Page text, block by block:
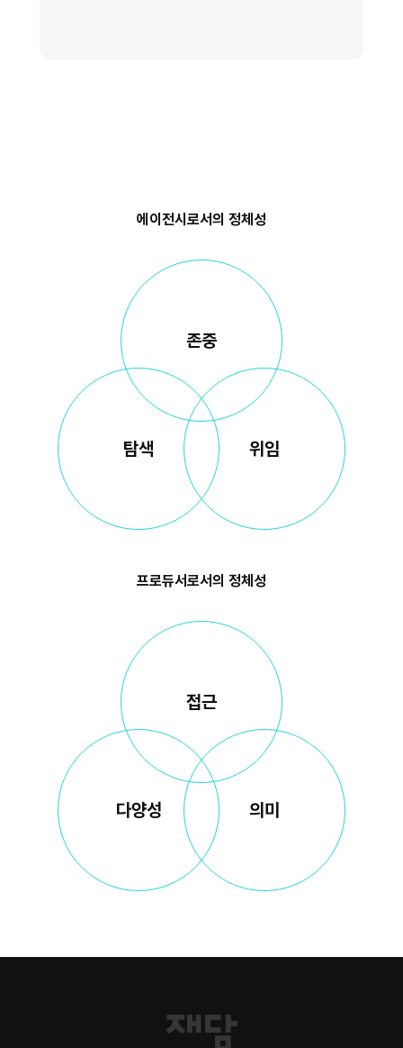
에이전시로서의 정체성
존중
탐색 위임
프로듀서로서의 정체성
접근
다양성 의미